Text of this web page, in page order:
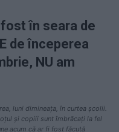
fostîn seara de
de începerea
NU am
luni dimineața, în curtea școlii.
și copiii sunt îmbrăcați la fel
acum că ar fi fost făcută